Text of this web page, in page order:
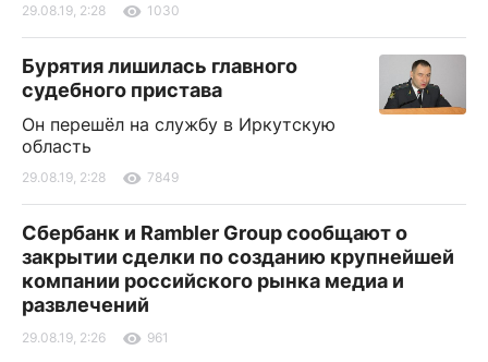
29.08.19, 2:28 1030
Бурятия лишилась главного
судебного пристава
Он перешёл на службу в Иркутскую
область
29.08.19, 2:28 7849
Сбербанк и Rambler Group сообщают о
закрытии сделки по созданию крупнейшей
компании российского рынка медиа и
развлечений
29.08.19, 2:26 961